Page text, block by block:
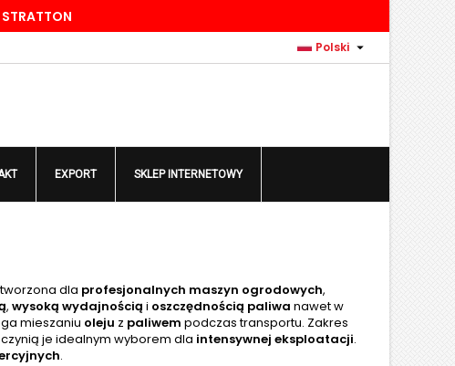
Polski 
EXPORT SKLEP INTERNETOWY
dla profesjonalnych maszyn ogrodowych,
, wysoką wydajnością i oszczędnością paliwa nawet w
mieszaniu oleju z paliwem podczas transportu. Zakres
czynią je idealnym wyborem dla intensywnej eksploatacji.
.
×
×
×
życzeń
×